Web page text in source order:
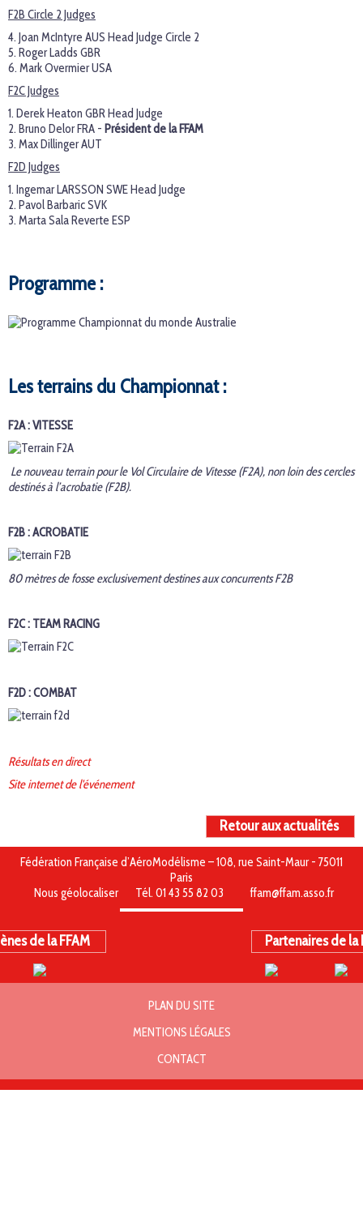
F2B Circle 2 Judges
4. Joan McIntyre AUS Head Judge Circle 2
5. Roger Ladds GBR
6. Mark Overmier USA
F2C Judges
1. Derek Heaton GBR Head Judge
2. Bruno Delor FRA - Président de la FFAM
3. Max Dillinger AUT
F2D Judges
1. Ingemar LARSSON SWE Head Judge
2. Pavol Barbaric SVK
3. Marta Sala Reverte ESP
Programme :
Les terrains du Championnat :
F2A : VITESSE
Le nouveau terrain pour le Vol Circulaire de Vitesse (F2A), non loin des cercles
destinés à l’acrobatie (F2B).
F2B : ACROBATIE
80 mètres de fosse exclusivement destines aux concurrents F2B
F2C : TEAM RACING
F2D : COMBAT
Résultats en direct
Site internet de l'événement
Retour aux actualités
Fédération Française d’AéroModélisme – 108, rue Saint-Maur - 75011
Paris
Nous géolocaliser
Tél. 01 43 55 82 03 ffam@ffam.asso.fr
de la FFAM Partenaires de la
PLAN DU SITE
MENTIONS LÉGALES
CONTACT